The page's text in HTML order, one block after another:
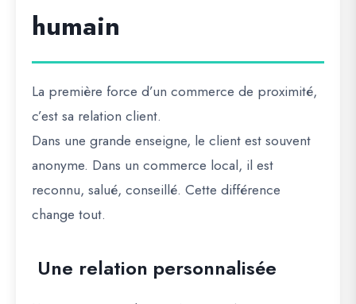
humain
La première force d’un commerce de proximité,
c’est sa relation client.
Dans une grande enseigne, le client est souvent
anonyme. Dans un commerce local, il est
reconnu, salué, conseillé. Cette différence
change tout.
Une relation personnalisée